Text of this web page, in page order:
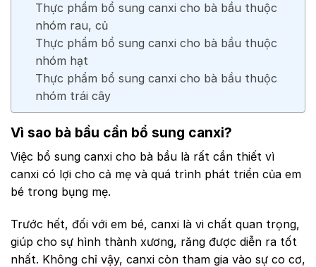
Thực phẩm bổ sung canxi cho bà bầu thuộc
nhóm rau, củ
Thực phẩm bổ sung canxi cho bà bầu thuộc
nhóm hạt
Thực phẩm bổ sung canxi cho bà bầu thuộc
nhóm trái cây
Vì sao bà bầu cần bổ sung canxi?
Việc bổ sung canxi cho bà bầu là rất cần thiết vì
canxi có lợi cho cả mẹ và quá trình phát triển của em
bé trong bụng mẹ.
Trước hết, đối với em bé, canxi là vi chất quan trọng,
giúp cho sự hình thành xương, răng được diễn ra tốt
nhất. Không chỉ vậy, canxi còn tham gia vào sự co cơ,